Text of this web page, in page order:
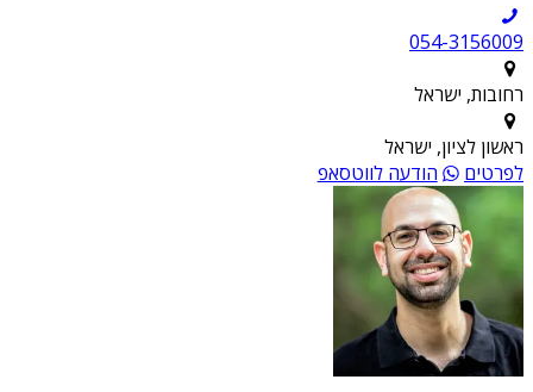
054-3156009
רחובות, ישראל
ראשון לציון, ישראל
לפרטים
הודעה לווטסאפ